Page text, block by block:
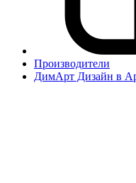
Производители
ДимАрт Дизайн в